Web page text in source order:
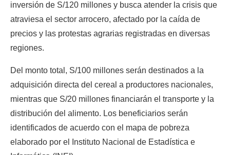
inversión de S/120 millones y busca atender la crisis que
atraviesa el sector arrocero, afectado por la caída de
precios y las protestas agrarias registradas en diversas
regiones.
Del monto total, S/100 millones serán destinados a la
adquisición directa del cereal a productores nacionales,
mientras que S/20 millones financiarán el transporte y la
distribución del alimento. Los beneficiarios serán
identificados de acuerdo con el mapa de pobreza
elaborado por el Instituto Nacional de Estadística e